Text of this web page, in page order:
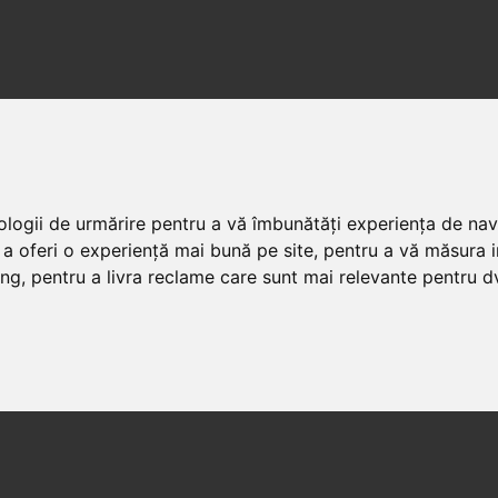
de urmărire pentru a vă îmbunătăți experiența de
oferi o experiență mai bună pe site, pentru a vă măsura
, pentru a livra reclame care sunt mai relevante pentru